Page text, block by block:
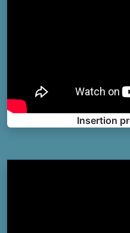
Insertion